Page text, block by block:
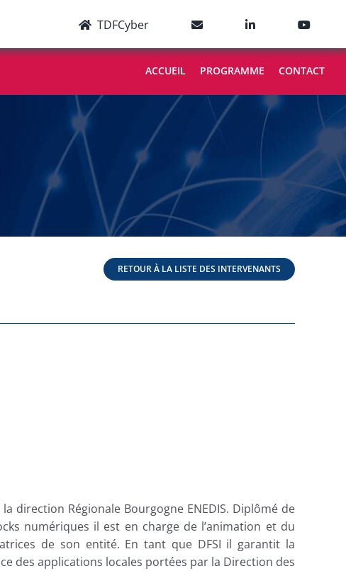
TDFCyber
ACCUEIL PROGRAMME CONTACT
RETOUR À LA LISTE DES INTERVENANTS
direction Régionale Bourgogne ENEDIS. Diplômé de
numériques il est en charge de l’animation et du
de son entité. En tant que DFSI il garantit la
des applications locales portées par la Direction des